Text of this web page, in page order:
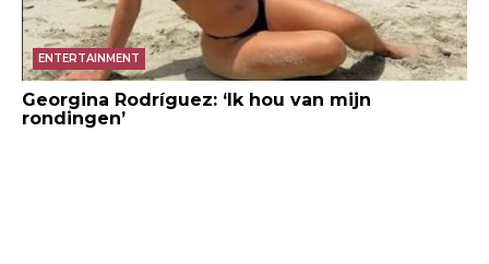
ENTERTAINMENT
Georgina Rodríguez: ‘Ik hou van mijn
rondingen’